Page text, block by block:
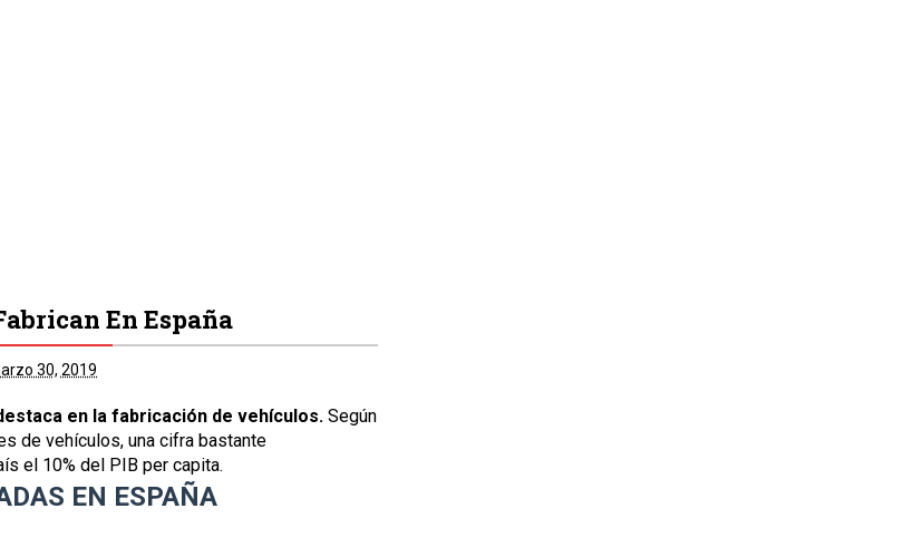
En España
30, 2019
en la fabricación de vehículos. Según
de vehículos, una cifra bastante
el 10% del PIB per capita.
EN ESPAÑA